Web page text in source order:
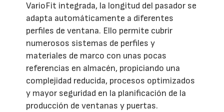
VarioFit integrada, la longitud del pasador se
adapta automáticamente a diferentes
perfiles de ventana. Ello permite cubrir
numerosos sistemas de perfiles y
materiales de marco con unas pocas
referencias en almacén, propiciando una
complejidad reducida, procesos optimizados
y mayor seguridad en la planificación de la
producción de ventanas y puertas.